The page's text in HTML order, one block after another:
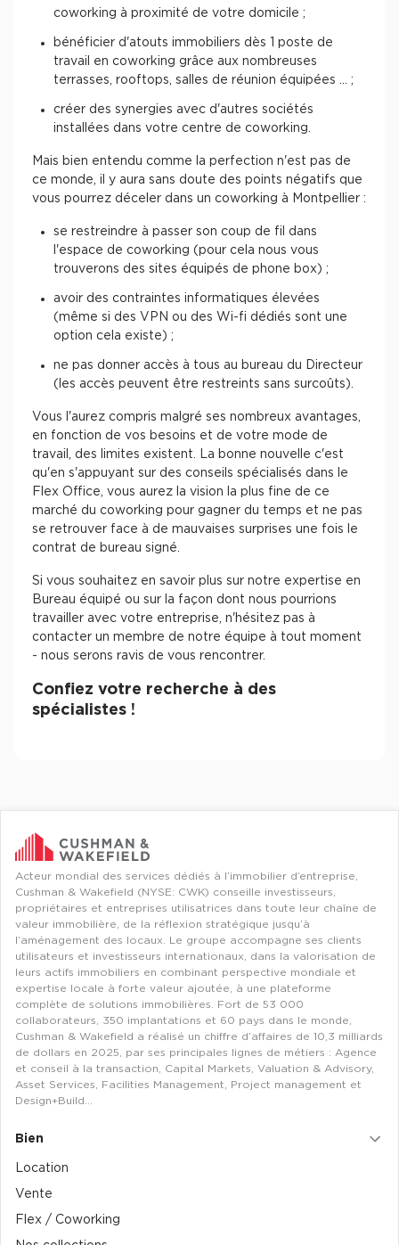
coworking à proximité de votre domicile ;
bénéficier d'atouts immobiliers dès 1 poste de
travail en coworking grâce aux nombreuses
terrasses, rooftops, salles de réunion équipées ... ;
créer des synergies avec d'autres sociétés
installées dans votre centre de coworking.
Mais bien entendu comme la perfection n'est pas de
ce monde, il y aura sans doute des points négatifs que
vous pourrez déceler dans un coworking à Montpellier :
se restreindre à passer son coup de fil dans
l'espace de coworking (pour cela nous vous
trouverons des sites équipés de phone box) ;
avoir des contraintes informatiques élevées
(même si des VPN ou des Wi-fi dédiés sont une
option cela existe) ;
ne pas donner accès à tous au bureau du Directeur
(les accès peuvent être restreints sans surcoûts).
Vous l'aurez compris malgré ses nombreux avantages,
en fonction de vos besoins et de votre mode de
travail, des limites existent. La bonne nouvelle c'est
qu'en s'appuyant sur des conseils spécialisés dans le
Flex Office, vous aurez la vision la plus fine de ce
marché du coworking pour gagner du temps et ne pas
se retrouver face à de mauvaises surprises une fois le
contrat de bureau signé.
Si vous souhaitez en savoir plus sur notre expertise en
Bureau équipé ou sur la façon dont nous pourrions
travailler avec votre entreprise, n'hésitez pas à
contacter un membre de notre équipe à tout moment
- nous serons ravis de vous rencontrer.
Confiez votre recherche à des
spécialistes !
Acteur mondial des services dédiés à l’immobilier d’entreprise,
Cushman & Wakefield (NYSE: CWK) conseille investisseurs,
propriétaires et entreprises utilisatrices dans toute leur chaîne de
valeur immobilière, de la réflexion stratégique jusqu’à
l’aménagement des locaux. Le groupe accompagne ses clients
utilisateurs et investisseurs internationaux, dans la valorisation de
leurs actifs immobiliers en combinant perspective mondiale et
expertise locale à forte valeur ajoutée, à une plateforme
complète de solutions immobilières. Fort de 53 000
collaborateurs, 350 implantations et 60 pays dans le monde,
Cushman & Wakefield a réalisé un chiffre d’affaires de 10,3 milliards
de dollars en 2025, par ses principales lignes de métiers : Agence
et conseil à la transaction, Capital Markets, Valuation & Advisory,
Asset Services, Facilities Management, Project management et
Design+Build…
Bien
Location
Vente
Flex / Coworking